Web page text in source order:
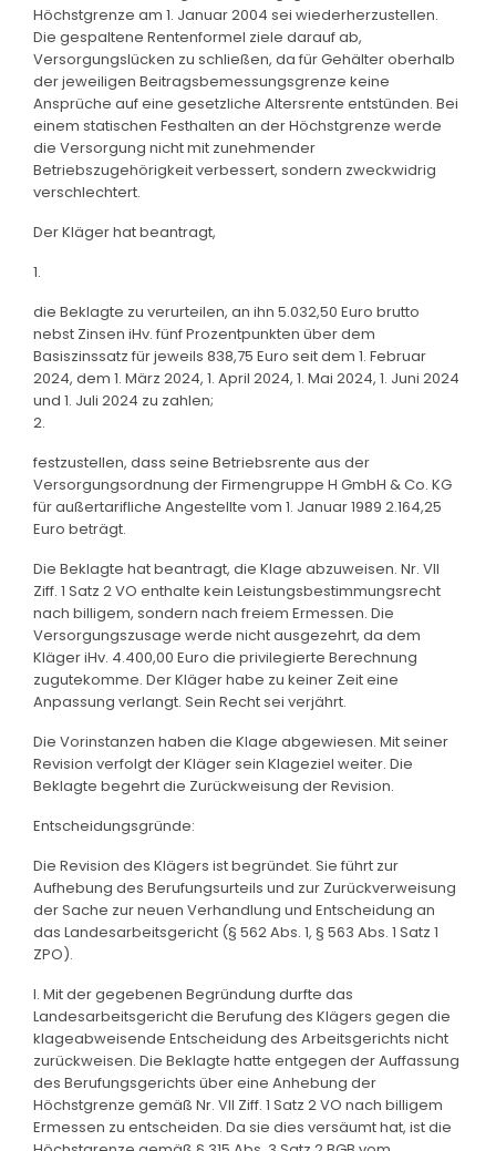
Höchstgrenze am 1. Januar 2004 sei wiederherzustellen.
Die gespaltene Rentenformel ziele darauf ab,
Versorgungslücken zu schließen, da für Gehälter oberhalb
der jeweiligen Beitragsbemessungsgrenze keine
Ansprüche auf eine gesetzliche Altersrente entstünden. Bei
einem statischen Festhalten an der Höchstgrenze werde
die Versorgung nicht mit zunehmender
Betriebszugehörigkeit verbessert, sondern zweckwidrig
verschlechtert.
Der Kläger hat beantragt,
1.
die Beklagte zu verurteilen, an ihn 5.032,50 Euro brutto
nebst Zinsen iHv. fünf Prozentpunkten über dem
Basiszinssatz für jeweils 838,75 Euro seit dem 1. Februar
2024, dem 1. März 2024, 1. April 2024, 1. Mai 2024, 1. Juni 2024
und 1. Juli 2024 zu zahlen;
2.
festzustellen, dass seine Betriebsrente aus der
Versorgungsordnung der Firmengruppe H GmbH & Co. KG
für außertarifliche Angestellte vom 1. Januar 1989 2.164,25
Euro beträgt.
Die Beklagte hat beantragt, die Klage abzuweisen. Nr. VII
Ziff. 1 Satz 2 VO enthalte kein Leistungsbestimmungsrecht
nach billigem, sondern nach freiem Ermessen. Die
Versorgungszusage werde nicht ausgezehrt, da dem
Kläger iHv. 4.400,00 Euro die privilegierte Berechnung
zugutekomme. Der Kläger habe zu keiner Zeit eine
Anpassung verlangt. Sein Recht sei verjährt.
Die Vorinstanzen haben die Klage abgewiesen. Mit seiner
Revision verfolgt der Kläger sein Klageziel weiter. Die
Beklagte begehrt die Zurückweisung der Revision.
Entscheidungsgründe:
Die Revision des Klägers ist begründet. Sie führt zur
Aufhebung des Berufungsurteils und zur Zurückverweisung
der Sache zur neuen Verhandlung und Entscheidung an
das Landesarbeitsgericht (§ 562 Abs. 1, § 563 Abs. 1 Satz 1
ZPO).
I. Mit der gegebenen Begründung durfte das
Landesarbeitsgericht die Berufung des Klägers gegen die
klageabweisende Entscheidung des Arbeitsgerichts nicht
zurückweisen. Die Beklagte hatte entgegen der Auffassung
des Berufungsgerichts über eine Anhebung der
Höchstgrenze gemäß Nr. VII Ziff. 1 Satz 2 VO nach billigem
Ermessen zu entscheiden. Da sie dies versäumt hat, ist die